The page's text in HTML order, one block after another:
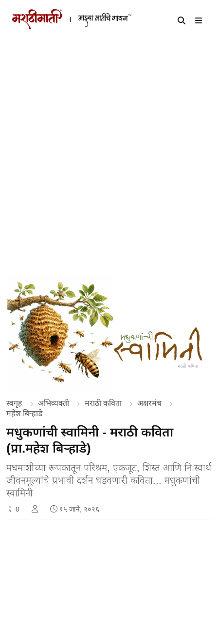
स्वगृह अभिव्यक्ती मराठी कविता
अक्षरमंच
महेश बिऱ्हाडे
मधुकणांची स्वामिनी - मराठी कविता
(प्रा.महेश बिऱ्हाडे)
मधमाशीच्या रूपकातून परिश्रम, एकजूट, शिस्त आणि निःस्वार्थ
जीवनमूल्यांचे प्रभावी दर्शन घडवणारी कविता... मधुकणांची
स्वामिनी
0 १५ जाने, २०२६